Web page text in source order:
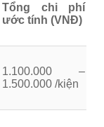
Tổng chi phí
ước tính (VNĐ)
1.100.000 –
1.500.000 /kiện